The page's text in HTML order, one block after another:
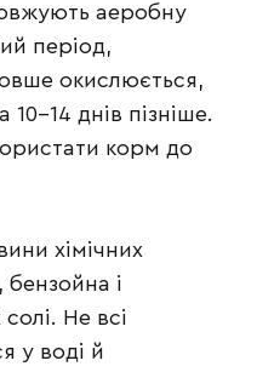
аеробну
період,
окислюється,
днів пізніше.
корм до
хімічних
бензойна і
Не всі
у воді й